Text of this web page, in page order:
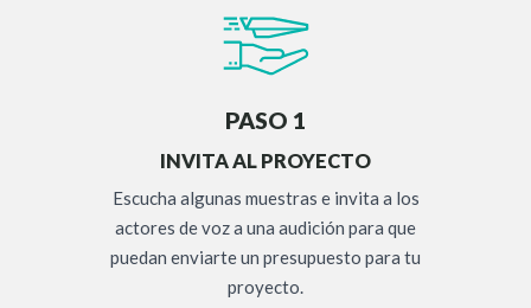
PASO 1
INVITA AL PROYECTO
Escucha algunas muestras e invita a los
actores de voz a una audición para que
puedan enviarte un presupuesto para tu
proyecto.